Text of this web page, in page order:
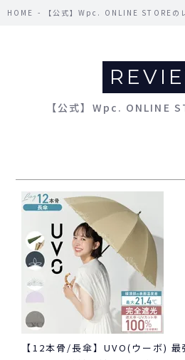
HOME 【公式】Wpc. ONLINE STOREの
【公式】Wpc. ONLINE
【12本骨/長傘】UVO(ウーボ)